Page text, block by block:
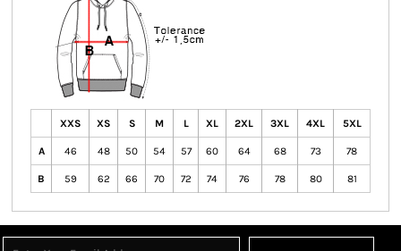
XXS XS S M L XL 2XL 3XL 4XL 5XL
A 46 48 50 54 57 60 64 68 73 78
B 59 62 66 70 72 74 76 78 80 81